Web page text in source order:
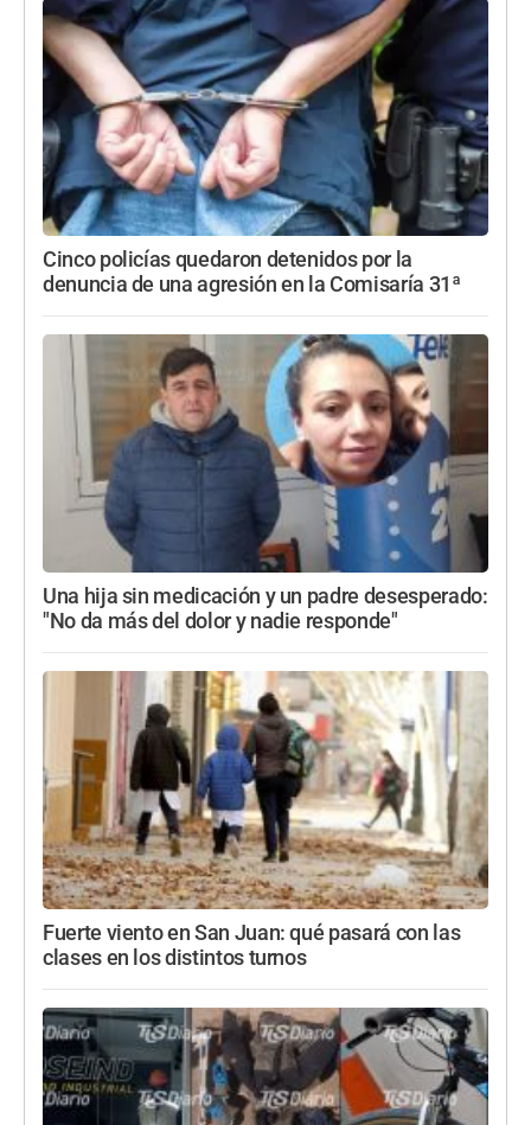
Cinco policías quedaron detenidos por la
denuncia de una agresión en la Comisaría 31ª
Una hija sin medicación y un padre desesperado:
"No da más del dolor y nadie responde"
Fuerte viento en San Juan: qué pasará con las
clases en los distintos turnos